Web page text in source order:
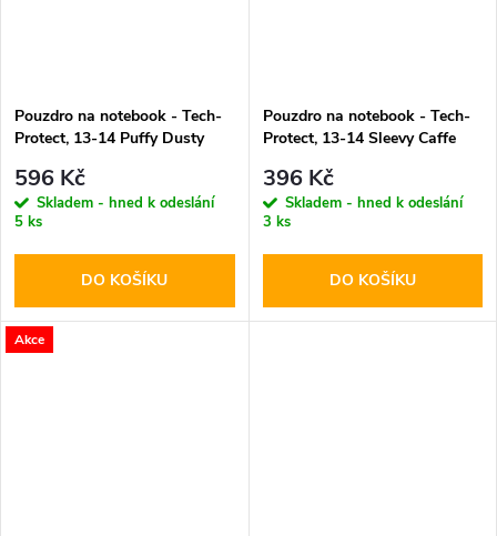
Pouzdro na notebook - Tech-
Protect, 13-14 Puffy Dusty
596 Kč
Skladem - hned k odeslání
5 ks
DO KOŠÍKU
Pouzdro na notebook - Tech-
Protect, 13-14 Sleevy Caffe
396 Kč
Skladem - hned k odeslání
3 ks
DO KOŠÍKU
Akce